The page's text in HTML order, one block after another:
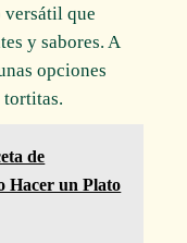
versátil que
y sabores. A
opciones
tortitas.
de
Hacer un Plato